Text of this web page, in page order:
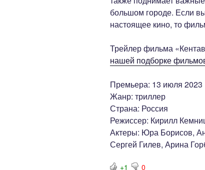
большом городе. Если
настоящее кино, то
Трейлер фильма
нашей подборке
Премьера: 13 июля 2023
Жанр: триллер
Страна: Россия
Режиссер: Кирилл
Актеры: Юра Борисов,
Сергей Гилев, Арина
+1 0